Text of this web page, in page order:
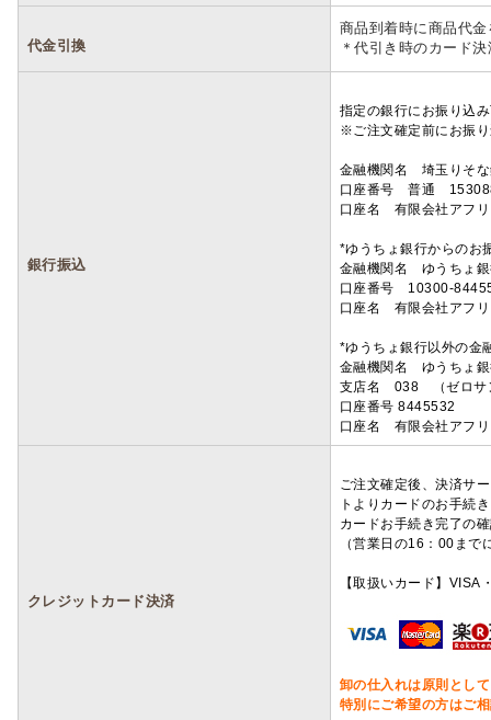
代金引換
商品到着時に商品代
＊代引き時のカード
銀行振込
指定の銀行にお振り込
※ご注文確定前にお振
金融機関名 埼玉りそ
口座番号 普通
口座名 有限会社アフ
*ゆうちょ銀行からのお
金融機関名 ゆうちょ
口座番号 10300-
口座名 有限会社アフ
*ゆうちょ銀行以外の金
金融機関名 ゆうちょ
支店名 038 （ゼロサ
口座番号 8445532
口座名 有限会社アフ
クレジットカード決済
ご注文確定後、決済サ
トよりカードのお手続
カードお手続き完了の
（営業日の16：00ま
【取扱いカード】
卸の仕入れは原則とし
特別にご希望の方はご